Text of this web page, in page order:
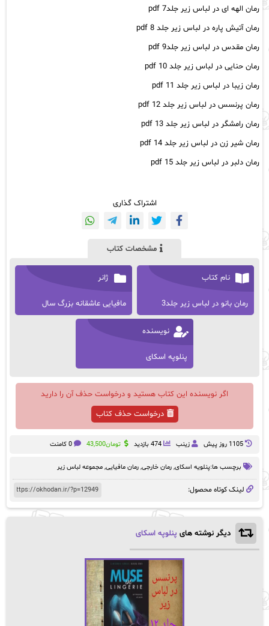
رمان الهه ای در لباس زیر جلد7 pdf
رمان آتیش پاره در لباس زیر جلد 8 pdf
رمان مقدس در لباس زیر جلد9 pdf
رمان حنایی در لباس زیر جلد 10 pdf
رمان زیبا در لباس زیر جلد 11 pdf
رمان پرنسس در لباس زیر جلد 12 pdf
رمان رامشگر در لباس زیر جلد 13 pdf
رمان شیر زن در لباس زیر جلد 14 pdf
رمان دلبر در لباس زیر جلد 15 pdf
اشتراک گذاری
مشخصات کتاب
نام کتاب
رمان بانو در لباس زیر جلد3
ژانر
مافیایی عاشقانه بزرگ سال
نویسنده
پنلوپه اسکای
اگر نویسنده این کتاب هستید و درخواست حذف آن را دارید
درخواست حذف کتاب
1105 روز پيش زینب 474 بازدید تومان43,500 0 کامنت
برچسب ها:پنلویه اسکای, رمان خارجی, رمان مافیایی, مجموعه لباس زیر
لینک کوتاه محصول:
دیگر نوشته های پنلوپه اسکای